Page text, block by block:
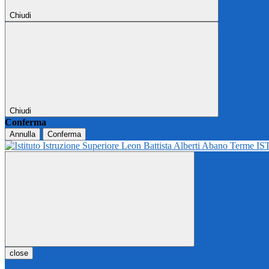
Chiudi
Chiudi
Conferma
Annulla Conferma
close